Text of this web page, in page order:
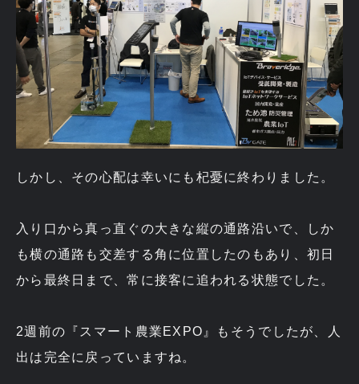
しかし、その心配は幸いにも杞憂に終わりました。
入り口から真っ直ぐの大きな縦の通路沿いで、しか
も横の通路も交差する角に位置したのもあり、初日
から最終日まで、常に接客に追われる状態でした。
2週前の『スマート農業EXPO』もそうでしたが、人
出は完全に戻っていますね。